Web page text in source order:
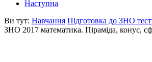
Наступна
Ви тут: Навчання Підготовка до ЗНО
ЗНО 2017 математика. Піраміда, конус,